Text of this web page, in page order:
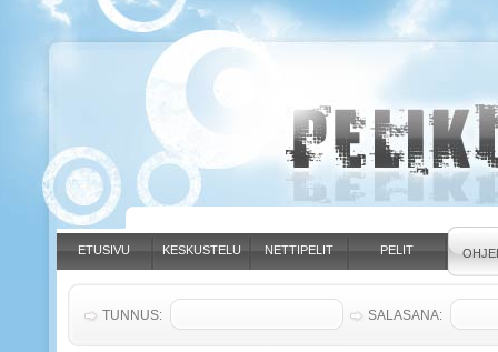
ETUSIVU KESKUSTELU NETTIPELIT PELIT
TUNNUS: SALASANA: